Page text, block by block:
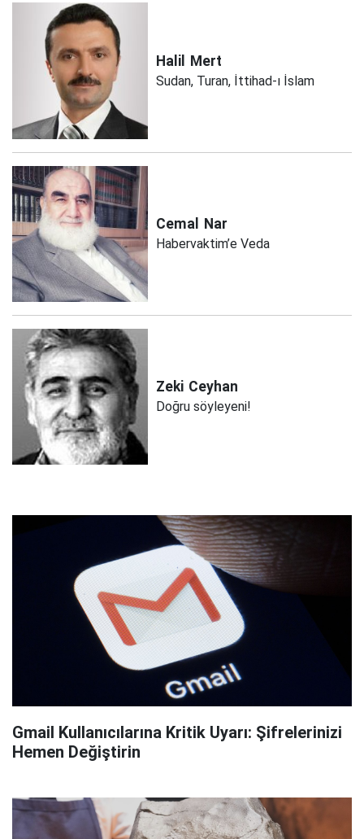
Halil Mert
Sudan, Turan, İttihad-ı İslam
Cemal Nar
Habervaktim’e Veda
Zeki Ceyhan
Doğru söyleyeni!
Gmail Kullanıcılarına Kritik Uyarı: Şifrelerinizi
Hemen Değiştirin